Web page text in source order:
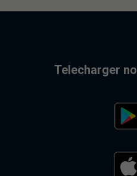
Telecharger